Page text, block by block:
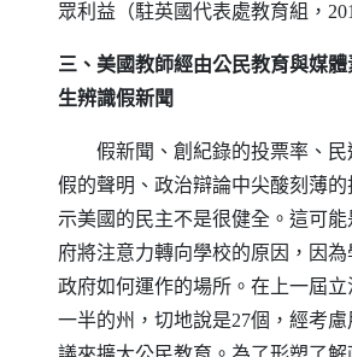
眾利益（駐英國代表處教育組，
三、美國教師經由公民教育與媒
生辨識假新聞
假新聞、創紀錄的投票率、民
假的聲明、政治辯論中尖酸刻薄
示美國的民主不是很健全。這可
府將注意力轉向學校的原因，因
政府如何運作的場所。在上一屆
一半的州，切地說是27個，經考